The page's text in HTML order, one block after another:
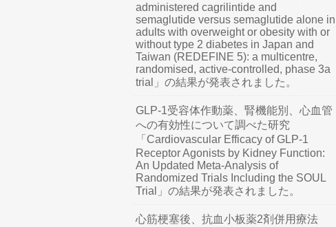
administered cagrilintide and
semaglutide versus semaglutide alone in
adults with overweight or obesity with or
without type 2 diabetes in Japan and
Taiwan (REDEFINE 5): a multicentre,
randomised, active-controlled, phase 3a
trial」の結果が発表されました。
GLP-1受容体作動薬、腎機能別、心血管
への有効性について調べた研究
「Cardiovascular Efficacy of GLP-1
Receptor Agonists by Kidney Function:
An Updated Meta-Analysis of
Randomized Trials Including the SOUL
Trial」の結果が発表されました。
心筋梗塞後、抗血小板薬2剤併用療法